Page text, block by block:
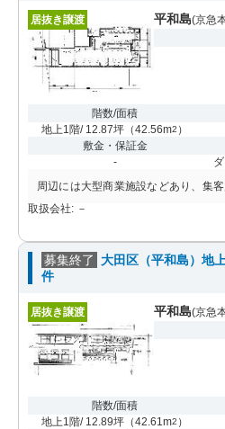
居抜き譲渡 平和島(京急
階数/面積
地上1階/ 12.87坪 （42.56m2 ）
敷金・保証金
-
周辺には大型商業施設などあり、集
取扱会社: －
募集終了
大田区（平和島）地
件
居抜き譲渡 平和島(京急
階数/面積
地上1階/ 12.89坪 （42.61m2 ）